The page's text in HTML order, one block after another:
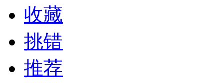
收藏
挑错
推荐